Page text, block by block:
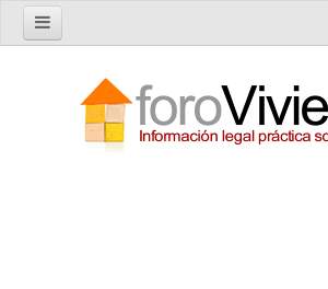
Nuevo tema